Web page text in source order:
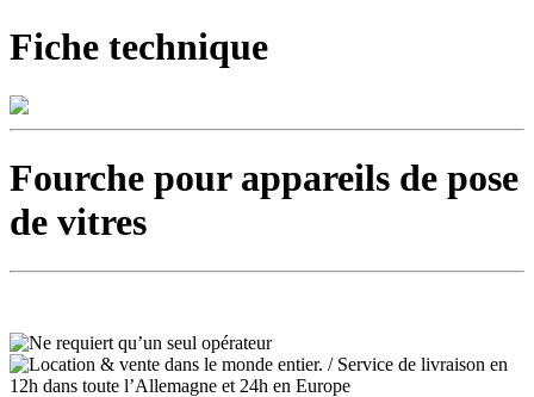
Fiche technique
Fourche pour appareils de pose
de vitres